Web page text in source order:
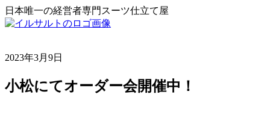
日本唯一の経営者専門スーツ仕立て屋
2023年3月9日
小松にてオーダー会開催中！